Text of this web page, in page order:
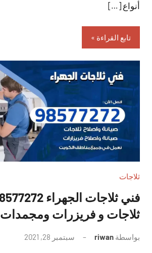
أنواع […]
تابع القراءة
ثلاجات
ثلاجات و فريزرات ومجمدات
بواسطة riwan سبتمبر 28, 2021